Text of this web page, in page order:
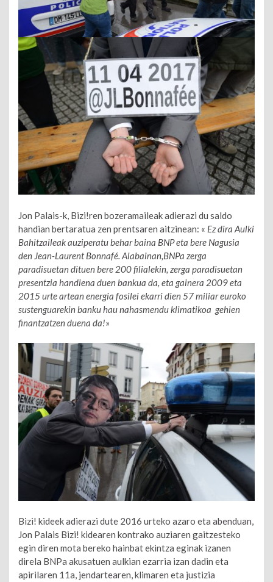
Jon Palais-k, Bizi!ren bozeramaileak adierazi du saldo
handian bertaratua zen prentsaren aitzinean: « Ez dira Aulki
Bahitzaileak auziperatu behar baina BNP eta bere Nagusia
den Jean-Laurent Bonnafé. Alabainan,BNPa zerga
paradisuetan dituen bere 200 filialekin, zerga paradisuetan
presentzia handiena duen bankua da, eta gainera 2009 eta
2015 urte artean energia fosilei ekarri dien 57 miliar euroko
sustenguarekin banku hau nahasmendu klimatikoa gehien
finantzatzen duena da!»
Bizi! kideek adierazi dute 2016 urteko azaro eta abenduan,
Jon Palais Bizi! kidearen kontrako auziaren gaitzesteko
egin diren mota bereko hainbat ekintza eginak izanen
direla BNPa akusatuen aulkian ezarria izan dadin eta
apirilaren 11a, jendartearen, klimaren eta justizia